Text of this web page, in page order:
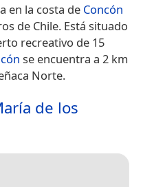
en la costa de Concón
de Chile.​ Está situado
recreativo de 15
se encuentra a 2 km
Norte.
de los